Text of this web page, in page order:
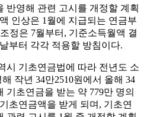
반영해 관련 고시를 개정할 계획
인상은 1월에 지급되는 연금부
정은 7월부터, 기준소득월액 결
부터 각각 적용할 방침이다.
시 기초연금법에 따라 전년도 소
작년 34만2510원에서 올해 34
기초연금을 받는 약 779만 명의
초연금액을 받게 되며, 기초연